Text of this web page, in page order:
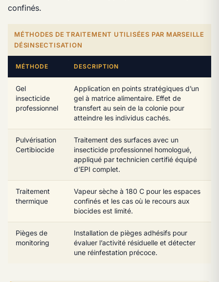
confinés.
MÉTHODES DE TRAITEMENT UTILISÉES PAR MARSEILLE
DÉSINSECTISATION
MÉTHODE DESCRIPTION
Gel
insecticide
professionnel
Application en points stratégiques d’un
gel à matrice alimentaire. Effet de
transfert au sein de la colonie pour
atteindre les individus cachés.
Pulvérisation
Certibiocide
Traitement des surfaces avec un
insecticide professionnel homologué,
appliqué par technicien certifié équipé
d’EPI complet.
Traitement
thermique
Vapeur sèche à 180 C pour les espaces
confinés et les cas où le recours aux
biocides est limité.
Pièges de
monitoring
Installation de pièges adhésifs pour
évaluer l’activité résiduelle et détecter
une réinfestation précoce.